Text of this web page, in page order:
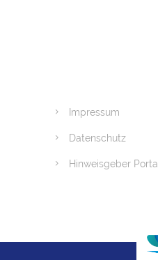
Impressum
Datenschutz
Hinweisgeber Portal